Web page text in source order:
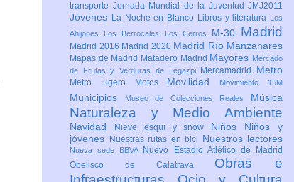
transporte Jornada Mundial de la Juventud JMJ2011
Jóvenes La Noche en Blanco Libros y literatura
Los
Ahijones
Los Berrocales Los Cerros M-30 Madrid
Madrid 2016 Madrid 2020 Madrid Río Manzanares
Mapas de Madrid Matadero Madrid Mayores Mercado
de Frutas y Verduras de Legazpi
Mercamadrid Metro
Metro Ligero Motos Movilidad Movimiento 15M
Municipios Museo de Colecciones Reales Música
Naturaleza y Medio Ambiente
Navidad Nieve esquí y snow Niños Niños y
jóvenes
Nuestras rutas en bici Nuestros lectores
Nueva sede BBVA
Nuevo Estadio Atlético de Madrid
Obelisco de Calatrava Obras e